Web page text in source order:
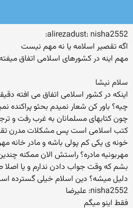
alirezadust: nisha2552:
اگه تقصیر اسلامه یا نه مهم نیست
مهم اینه در کشورهای اسلامی اتفاق
سلام نیشا
اینکه در کشور اسلامی اتفاق می افته
چیه؟ باور کن شعار نمیدم بحثو پراکنده
چون کتابهای مسلمانان به غرب رفت و
کتب اسلامی است پس مشکلات مدرن
خونه ی یکی کم پولی باشه و مادر خانه
مهربونیه مادره؟ راستش الان ممکنه
بشم که وقت جواب دادن ندارم و یا
دلیل میشه؟ دین اسلام خیلی گسترده
nisha2552: علیرضا
فقط اینو میگم